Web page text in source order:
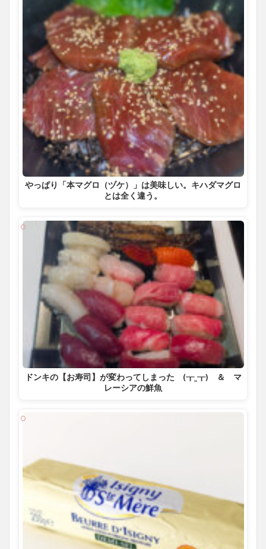
やっぱり「本マグロ（ヅケ）」は美味しい。キハダマグロ
とは全く違う。
ドンキの【お寿司】が変わってしまった (┰_┰) ＆ マ
レーシアの鮮魚